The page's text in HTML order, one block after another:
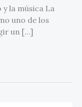
la música La
uno de los
un […]